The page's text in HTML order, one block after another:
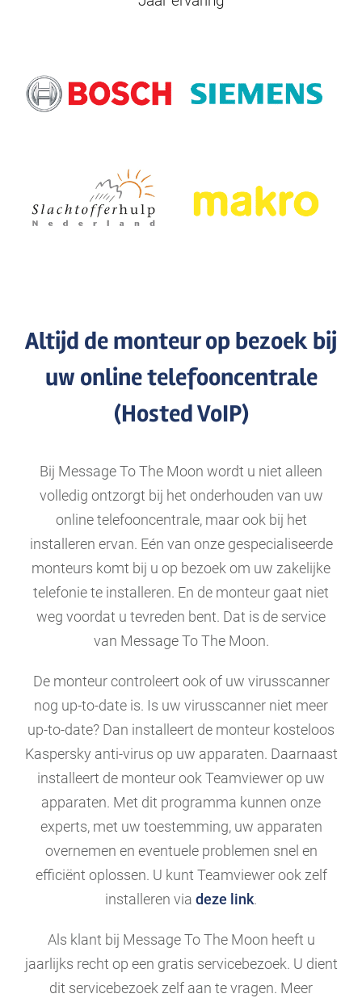
Altijd de monteur op bezoek bij
uw online telefooncentrale
(Hosted VoIP)
Bij Message To The Moon wordt u niet alleen
volledig ontzorgt bij het onderhouden van uw
online telefooncentrale, maar ook bij het
installeren ervan. Eén van onze gespecialiseerde
monteurs komt bij u op bezoek om uw zakelijke
telefonie te installeren. En de monteur gaat niet
weg voordat u tevreden bent. Dat is de service
van Message To The Moon.
De monteur controleert ook of uw virusscanner
nog up-to-date is. Is uw virusscanner niet meer
up-to-date? Dan installeert de monteur kosteloos
Kaspersky anti-virus op uw apparaten. Daarnaast
installeert de monteur ook Teamviewer op uw
apparaten. Met dit programma kunnen onze
experts, met uw toestemming, uw apparaten
overnemen en eventuele problemen snel en
efficiënt oplossen. U kunt Teamviewer ook zelf
installeren via deze link.
Als klant bij Message To The Moon heeft u
jaarlijks recht op een gratis servicebezoek. U dient
dit servicebezoek zelf aan te vragen. Meer